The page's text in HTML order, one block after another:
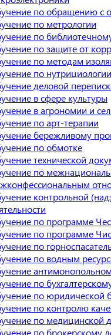
по обращению с
по метрологии
по
по защите от
по методам
по нутрициологии
деловой
в сфере культуры
в агрономии и
по арт-терапии
бережливому
по обмотке
технической
по
контрольной
по программе
по программе
по
по водным
по
по юридической
по контролю
по медицинской
по брокерскому